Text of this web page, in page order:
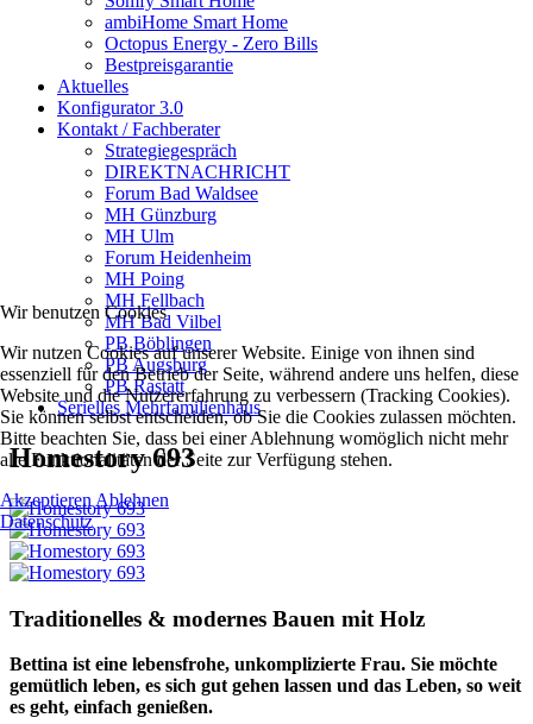
ambiHome Smart Home
Octopus Energy - Zero Bills
Bestpreisgarantie
Aktuelles
Konfigurator 3.0
Kontakt / Fachberater
Strategiegespräch
DIREKTNACHRICHT
Forum Bad Waldsee
MH Günzburg
MH Ulm
Forum Heidenheim
MH Poing
MH Fellbach
MH Bad Vilbel
PB Böblingen
PB Augsburg
PB Rastatt
Serielles Mehrfamilienhaus
Homestory 693
Traditionelles & modernes Bauen mit Holz
Bettina ist eine lebensfrohe, unkomplizierte Frau. Sie möchte
gemütlich leben, es sich gut gehen lassen und das Leben, so weit
es geht, einfach genießen.
Wir benutzen Cookies
Wir nutzen Cookies auf unserer Website. Einige von ihnen sind
essenziell für den Betrieb der Seite, während andere uns helfen, diese
Website und die Nutzererfahrung zu verbessern (Tracking Cookies).
Sie können selbst entscheiden, ob Sie die Cookies zulassen möchten.
Bitte beachten Sie, dass bei einer Ablehnung womöglich nicht mehr
alle Funktionalitäten der Seite zur Verfügung stehen.
Akzeptieren Ablehnen
Datenschutz